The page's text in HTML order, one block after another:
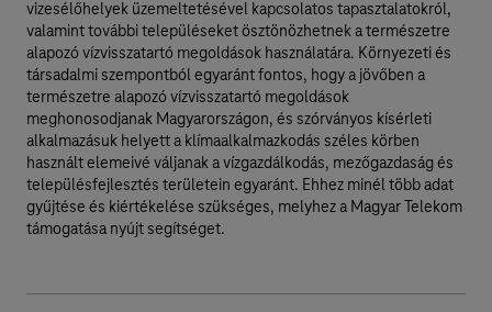
vizesélőhelyek üzemeltetésével kapcsolatos tapasztalatokról,
valamint további településeket ösztönözhetnek a természetre
alapozó vízvisszatartó megoldások használatára. Környezeti és
társadalmi szempontból egyaránt fontos, hogy a jövőben a
természetre alapozó vízvisszatartó megoldások
meghonosodjanak Magyarországon, és szórványos kísérleti
alkalmazásuk helyett a klímaalkalmazkodás széles körben
használt elemeivé váljanak a vízgazdálkodás, mezőgazdaság és
településfejlesztés területein egyaránt. Ehhez minél több adat
gyűjtése és kiértékelése szükséges, melyhez a Magyar Telekom
támogatása nyújt segítséget.